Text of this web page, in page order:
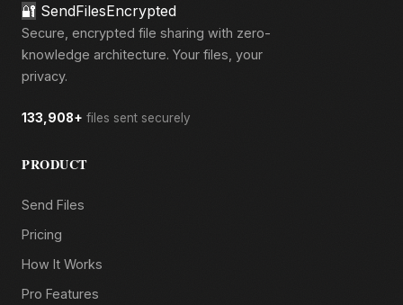
🔐 SendFilesEncrypted
Secure, encrypted file sharing with zero-
knowledge architecture. Your files, your
privacy.
133,908+ files sent securely
PRODUCT
Send Files
Pricing
How It Works
Pro Features